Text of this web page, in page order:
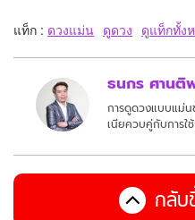
แท็ก : ดวงแม่น ดูดวง ดูแท็กทั้ง
ธนกร ศานติ
การดูดวงแบบแม่น
เนียควบคู่กับการ
กลับ